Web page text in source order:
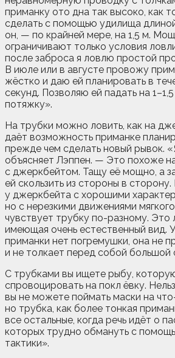
приманку ото дна так высоко, как
сделать с помощью удилища
он, — по крайней мере, на 1,5 м.
ограничивают только условия
после заброса я ловлю простой
В июле или в августе провожу
жёстко и даю ей планировать в
секунд. Позволяю ей падать на
потяжку».
На трубки можно ловить, как на
даёт возможность приманке
прежде чем сделать новый рывок.
объясняет Лэппен. — Это похоже
с джеркбейтом. Тащу её мощно, а
ей скользить из стороны в сторону.
у джеркбейта с хорошими
но с нерезкими движениями
чувствует трубку по-разному. Это
имеющая очень естественный вид.
приманки нет погремушки, она не
и не толкает перед собой большой
С трубками вы ищете рыбу,
спровоцировать на покл ёвку.
вы не можете поймать маски на
но трубка, как более тонкая
все остальные, когда речь идёт о
которых трудно обмануть с
тактики».